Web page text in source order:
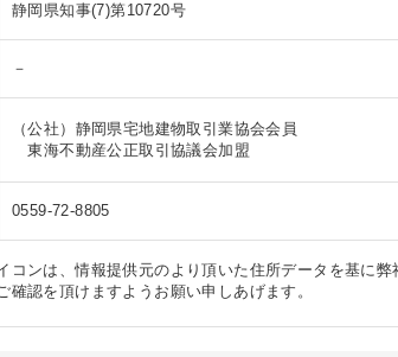
静岡県知事(7)第10720号
－
（公社）静岡県宅地建物取引業協会会員
東海不動産公正取引協議会加盟
0559-72-8805
コンは、情報提供元のより頂いた住所データを基に
確認を頂けますようお願い申しあげます。